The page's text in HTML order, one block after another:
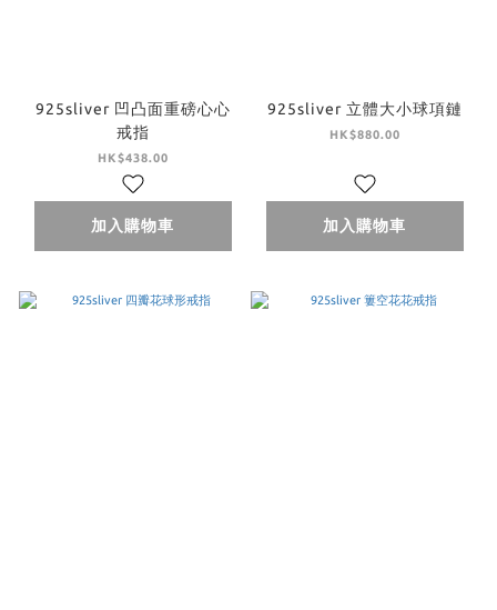
925sliver 凹凸面重磅心心
戒指
HK$438.00
加入購物車
925sliver 立體大小球項鏈
HK$880.00
加入購物車